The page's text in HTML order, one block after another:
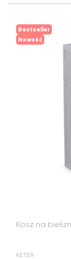
Bestseller
Nowość
Kosz na
PRODUCENT
KETER